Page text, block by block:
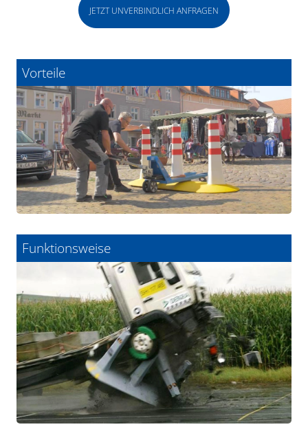
JETZT UNVERBINDLICH ANFRAGEN
Vorteile
Funktionsweise